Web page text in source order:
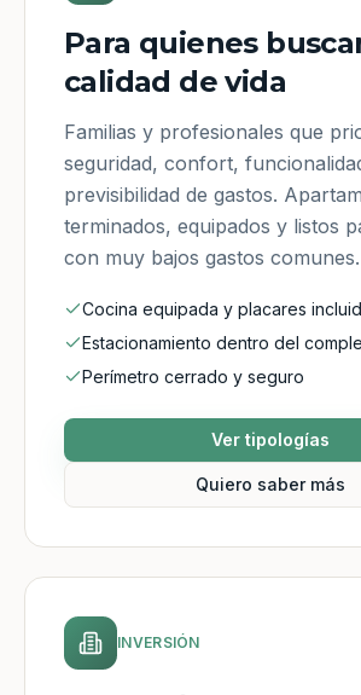
Para quienes
calidad de vida
Familias y profesionales que
seguridad, confort,
previsibilidad de gastos.
terminados, equipados y listos
con muy bajos gastos comunes.
Cocina equipada y placares
Estacionamiento dentro del
Perímetro cerrado y seguro
Ver tipologías
Quiero saber más
INVERSIÓN